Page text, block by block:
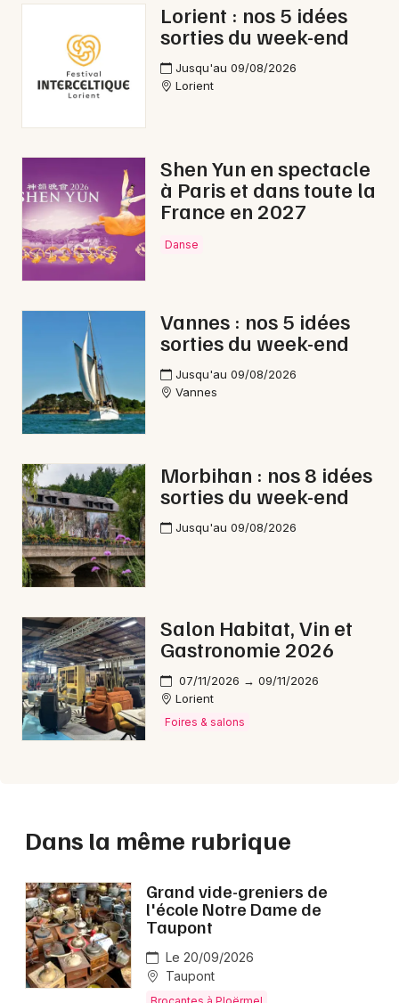
Lorient : nos 5 idées
sorties du week-end
Jusqu'au 09/08/2026
Lorient
Shen Yun en spectacle
à Paris et dans toute la
France en 2027
Danse
Vannes : nos 5 idées
sorties du week-end
Jusqu'au 09/08/2026
Vannes
Morbihan : nos 8 idées
sorties du week-end
Jusqu'au 09/08/2026
Salon Habitat, Vin et
Gastronomie 2026
07/11/2026 → 09/11/2026
Lorient
Foires & salons
Dans la même rubrique
Grand vide-greniers de
l'école Notre Dame de
Taupont
Le 20/09/2026
Taupont